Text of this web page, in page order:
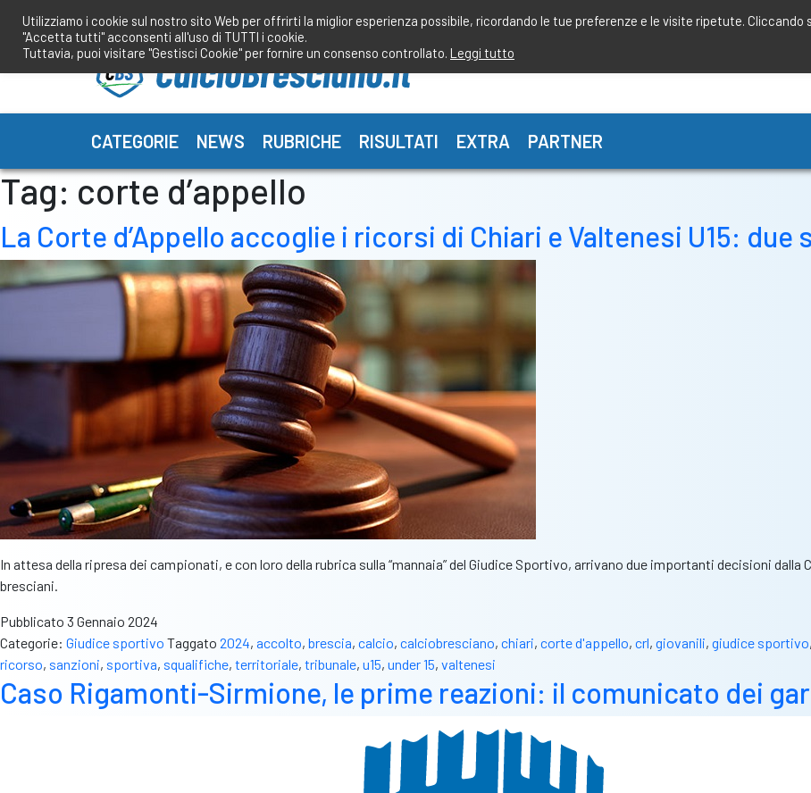
contenuto
CATEGORIE NEWS RUBRICHE RISULTATI EXTRA PARTNER
Tag: corte d’appello
La Corte d’Appello accoglie i ricorsi di Chiari e Valtenesi U15:
In attesa della ripresa dei campionati, e con loro della rubrica sulla “mannaia” del Giudice Sportivo, arrivano due importanti decisioni
bresciani.
Pubblicato 3 Gennaio 2024
Categorie: Giudice sportivo Taggato 2024, accolto, brescia, calcio, calciobresciano, chiari, corte d'appello, crl, giovanili, giudice sportivo,
ricorso, sanzioni, sportiva, squalifiche, territoriale, tribunale, u15, under 15, valtenesi
Caso Rigamonti-Sirmione, le prime reazioni: il comunicato dei
Utilizziamo i cookie sul nostro sito Web per offrirti la miglior esperienza possibile, ricordando le tue preferenze e le visite ripetute. Cliccando
"Accetta tutti" acconsenti all'uso di TUTTI i cookie.
Tuttavia, puoi visitare "Gestisci Cookie" per fornire un consenso controllato. Leggi tutto